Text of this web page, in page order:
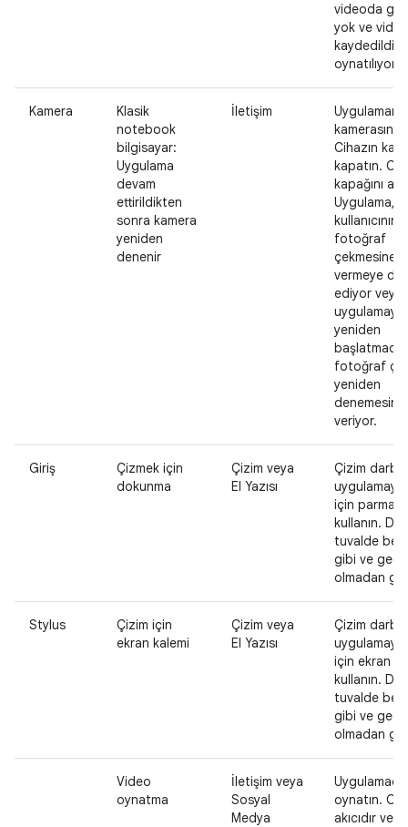
videoda
yok ve
kaydedildiği
oynatılıyor.
Kamera
Klasik
notebook
bilgisayar:
Uygulama
devam
ettirildikten
sonra kamera
yeniden
denenir
İletişim
Uygulamanın
kamerasını
Cihazın
kapatın.
kapağını
Uygulama,
kullanıcının
fotoğraf
çekmesine
vermeye
ediyor veya
uygulamayı
yeniden
fotoğraf
yeniden
veriyor.
Giriş
Çizmek için
dokunma
Çizim veya
El Yazısı
Çizim
uygulamaya
için
kullanın.
tuvalde
gibi ve
olmadan
Stylus
Çizim için
ekran kalemi
Çizim veya
El Yazısı
Çizim
uygulamaya
için ekran
kullanın.
tuvalde
gibi ve
olmadan
Video
oynatma
İletişim veya
Sosyal
Medya
oynatın.
akıcıdır ve